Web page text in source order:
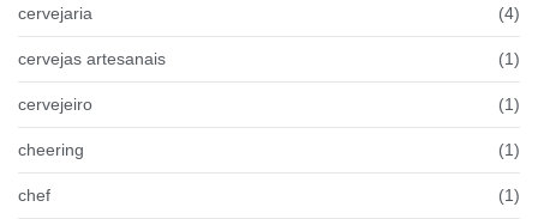
cervejaria (4)
cervejas artesanais (1)
cervejeiro (1)
cheering (1)
chef (1)